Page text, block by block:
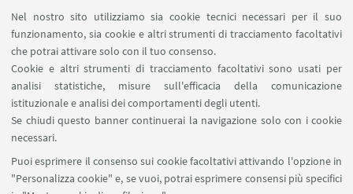
Nel nostro sito utilizziamo sia cookie tecnici necessari per il suo
funzionamento, sia cookie e altri strumenti di tracciamento facoltativi
che potrai attivare solo con il tuo consenso.
Cookie e altri strumenti di tracciamento facoltativi sono usati per
analisi statistiche, misure sull'efficacia della comunicazione
istituzionale e analisi dei comportamenti degli utenti.
Se chiudi questo banner continuerai la navigazione solo con i cookie
necessari.
Puoi esprimere il consenso sui cookie facoltativi attivando l'opzione in
"Personalizza cookie" e, se vuoi, potrai esprimere consensi più specifici
LINK UTILI
Area riservata
SEGUI UNIBO SU: